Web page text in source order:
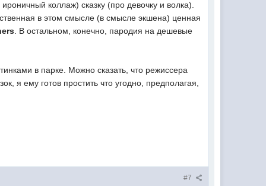
коллаж) сказку (про девочку и волка).
в этом смысле (в смысле экшена) ценная
. В остальном, конечно, пародия на дешевые
в парке. Можно сказать, что режиссера
я ему готов простить что угодно, предполагая,
#7